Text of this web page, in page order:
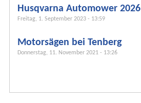
r
m
l
a
Husqvarna Automower 2026
Freitag, 1. September 2023 - 13:59
Motorsägen bei Tenberg
Donnerstag, 11. November 2021 - 13:26